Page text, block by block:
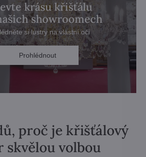
krásu křišťálu
showroomech
si lustry na vlastní oči
Prohlédnout
proč je křišťálový
skvělou volbou